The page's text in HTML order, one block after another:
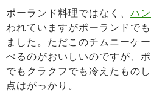
ポーランド料理ではなく、 ハ
われていますがポーランドで
ました。ただこのチムニーケ
べるのがおいしいのですが、
でもクラクフでも冷えたもの
点はがっかり。